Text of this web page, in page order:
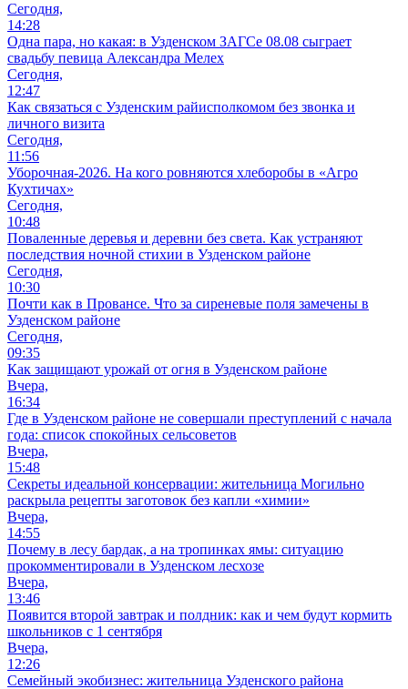
Сегодня,
14:28
Одна пара, но какая: в Узденском ЗАГСе 08.08 сыграет
свадьбу певица Александра Мелех
Сегодня,
12:47
Как связаться с Узденским райисполкомом без звонка и
личного визита
Сегодня,
11:56
Уборочная-2026. На кого ровняются хлеборобы в «Агро
Кухтичах»
Сегодня,
10:48
Поваленные деревья и деревни без света. Как устраняют
последствия ночной стихии в Узденском районе
Сегодня,
10:30
Почти как в Провансе. Что за сиреневые поля замечены в
Узденском районе
Сегодня,
09:35
Как защищают урожай от огня в Узденском районе
Вчера,
16:34
Где в Узденском районе не совершали преступлений с начала
года: список спокойных сельсоветов
Вчера,
15:48
Секреты идеальной консервации: жительница Могильно
раскрыла рецепты заготовок без капли «химии»
Вчера,
14:55
Почему в лесу бардак, а на тропинках ямы: ситуацию
прокомментировали в Узденском лесхозе
Вчера,
13:46
Появится второй завтрак и полдник: как и чем будут кормить
школьников с 1 сентября
Вчера,
12:26
Семейный экобизнес: жительница Узденского района